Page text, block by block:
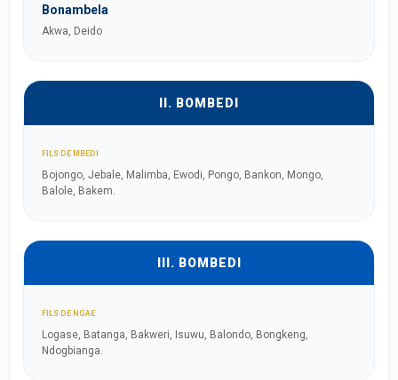
Bonambela
Akwa, Deido
II. BOMBEDI
FILS DE MBEDI
Bojongo, Jebale, Malimba, Ewodi, Pongo, Bankon, Mongo,
Balole, Bakem.
III. BOMBEDI
FILS DE NGAE
Logase, Batanga, Bakweri, Isuwu, Balondo, Bongkeng,
Ndogbianga.